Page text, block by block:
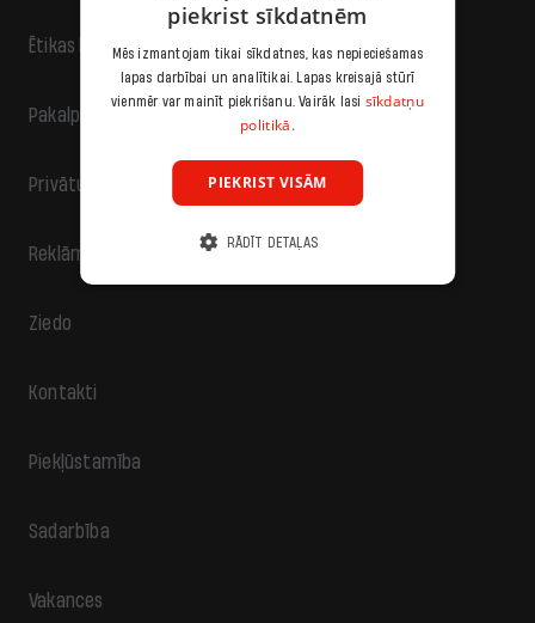
Ētikas kodekss
Pakalpojumu sniegšanas noteikumi
Privātuma politika
Reklāma
Ziedo
Kontakti
Piekļūstamība
Sadarbība
Vakances
piekrist sīkdatnēm
Mēs izmantojam tikai sīkdatnes, kas nepieciešamas
lapas darbībai un analītikai. Lapas kreisajā stūrī
vienmēr var mainīt piekrišanu. Vairāk lasi sīkdatņu
politikā.
PIEKRIST VISĀM
RĀDĪT DETAĻAS